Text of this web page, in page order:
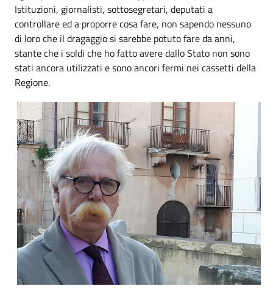
Istituzioni, giornalisti, sottosegretari, deputati a
controllare ed a proporre cosa fare, non sapendo nessuno
di loro che il dragaggio si sarebbe potuto fare da anni,
stante che i soldi che ho fatto avere dallo Stato non sono
stati ancora utilizzati e sono ancori fermi nei cassetti della
Regione.